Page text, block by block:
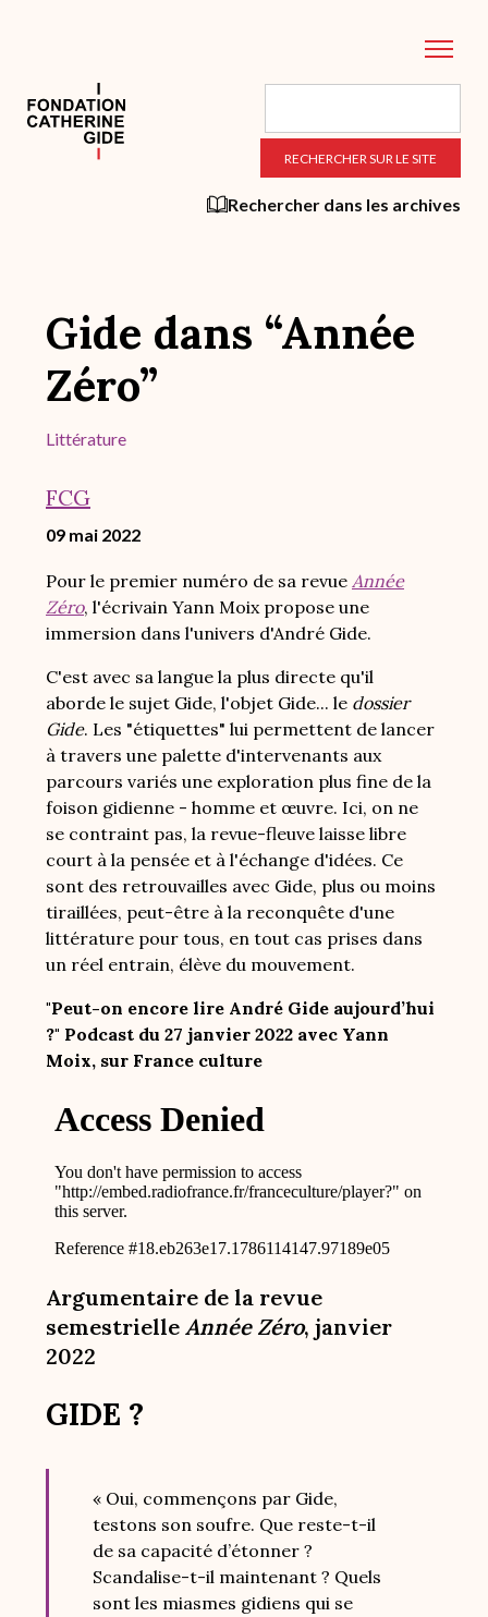
principal
Rechercher dans les archives
Gide dans “Année
Zéro”
Littérature
FCG
09 mai 2022
Pour le premier numéro de sa revue Année
Zéro, l'écrivain Yann Moix propose une
immersion dans l'univers d'André Gide.
C'est avec sa langue la plus directe qu'il
aborde le sujet Gide, l'objet Gide... le dossier
Gide. Les "étiquettes" lui permettent de lancer
à travers une palette d'intervenants aux
parcours variés une exploration plus fine de la
foison gidienne - homme et œuvre. Ici, on ne
se contraint pas, la revue-fleuve laisse libre
court à la pensée et à l'échange d'idées. Ce
sont des retrouvailles avec Gide, plus ou moins
tiraillées, peut-être à la reconquête d'une
littérature pour tous, en tout cas prises dans
un réel entrain, élève du mouvement.
"Peut-on encore lire André Gide aujourd’hui
?" Podcast du 27 janvier 2022 avec Yann
Moix, sur France culture
Argumentaire de la revue
semestrielle Année Zéro, janvier
2022
GIDE ?
« Oui, commençons par Gide,
testons son soufre. Que reste-t-il
de sa capacité d’étonner ?
Scandalise-t-il maintenant ? Quels
sont les miasmes gidiens qui se